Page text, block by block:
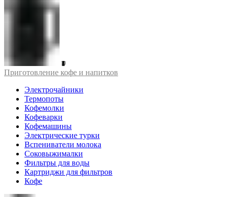
Приготовление кофе и напитков
Электрочайники
Термопоты
Кофемолки
Кофеварки
Кофемашины
Электрические турки
Вспениватели молока
Соковыжималки
Фильтры для воды
Картриджи для фильтров
Кофе